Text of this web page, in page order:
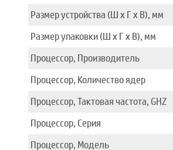
Размер устройства (Ш x Г x В), мм
Размер упаковки (Ш x Г x В), мм
Процессор, Производитель
Процессор, Количество ядер
Процессор, Тактовая частота, GHZ
Процессор, Серия
Процессор, Модель